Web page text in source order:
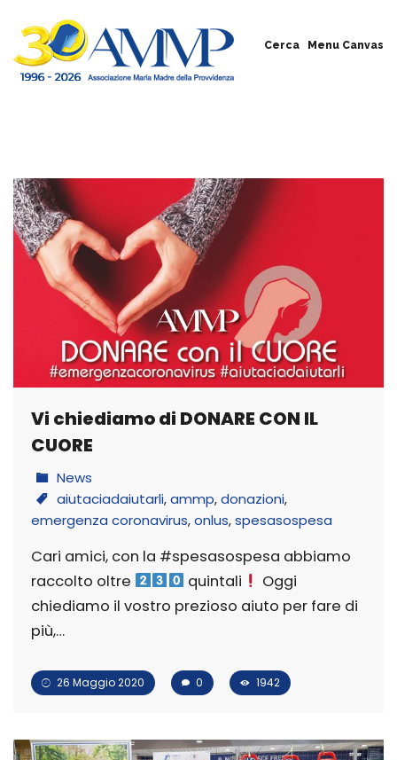
Cerca Menu Canvas
Vi chiediamo di DONARE CON IL
CUORE
News
aiutaciadaiutarli,ammp,donazioni,
emergenza coronavirus,onlus,spesasospesa
Cari amici, con la #spesasospesa abbiamo
raccolto oltre
quintali
Oggi
chiediamo il vostro prezioso aiuto per fare di
più,…
26 Maggio 2020 0 1942